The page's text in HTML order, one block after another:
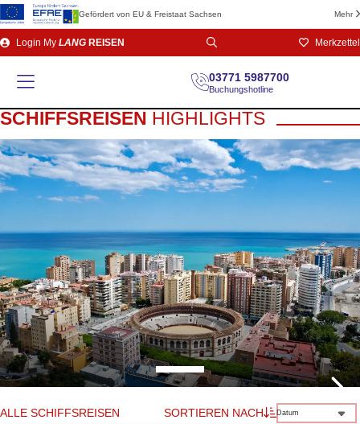
Gefördert von EU & Freistaat Sachsen Mehr
Direkt
zum
Login My LANG REISEN Merkzettel
03771 5987700
Buchungshotline
SCHIFFSREISEN HIGHLIGHTS
11.09.2026 - 23.09.2026
ALLE SCHIFFSREISEN SORTIEREN NACH Datum